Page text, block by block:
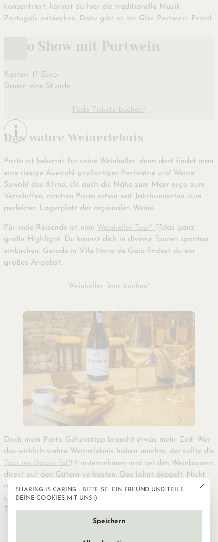
konzentriert, kannst du hier die traditionelle Musik
Portugals entdecken. Dazu gibt es ein Glas Portwein. Prost!
Fado Show mit Portwein
Kosten: 17 Euro
Dauer: eine Stunde
Fado Tickets buchen*
Das wahre Weinerlebnis
Porto ist bekannt für seine Weinkeller, denn dort findet man
eine riesige Auswahl großartiger Portweine und Weine.
Sowohl das Klima, als auch die Nähe zum Meer ergo zum
Verschiffen, machen Porto schon seit Jahrhunderten zum
perfekten Lagerplatz der regionalen Weine.
Für viele Reisende ist eine Weinkeller Tour*
das ganz
große Highlight. Du kannst dich in diverse Touren spontan
einbuchen. Gerade in Vila Nova de Gaia findest du ein
großes Angebot.
Weinkeller Tour buchen*
Doch mein Porto Geheimtipp braucht etwas mehr Zeit: Wer
das wirklich wahre Weinerlebnis haben möchte, der sollte die
Tour ins Douro Tal*
unternehmen und bei den Weinbauern
direkt auf den Gütern verkosten. Das lohnt doppelt. Nicht
nur wegen dem Wein, sondern auch der schönen
Landschaft! Für eine solche Tour solltest du einen ganzen
Tag einplanen.
Mit
SHARING IS CARING - BITTE SEI EIN FREUND UND TEILE
DEINE COOKIES MIT UNS :)
Speichern